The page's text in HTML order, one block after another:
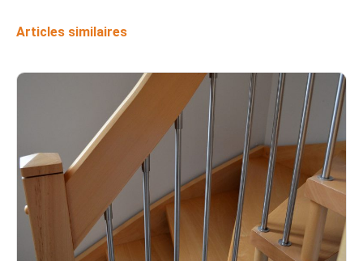
Articles similaires